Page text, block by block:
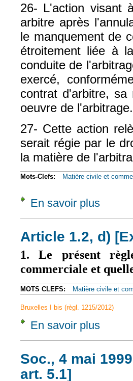
26- L'action visant
arbitre après
le manquement de
étroitement liée à
conduite de
exercé,
contrat d'arbitre, sa
oeuvre de l'arbitrage.
27- Cette action
serait régie par le
la matière de
Mots-Clefs: Matière civile et
En savoir plus
Article 1.2, d)
1. Le présent
commerciale et
MOTS CLEFS: Matière civile et
Bruxelles I bis (règl. 1215/2012)
En savoir plus
Soc., 4 mai
art. 5.1]